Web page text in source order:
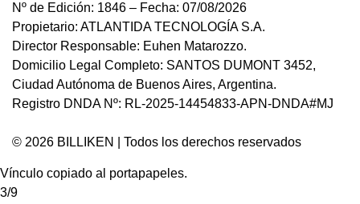
Nº de Edición: 1846 – Fecha: 07/08/2026
Propietario: ATLANTIDA TECNOLOGÍA S.A.
Director Responsable: Euhen Matarozzo.
Domicilio Legal Completo: SANTOS DUMONT 3452,
Ciudad Autónoma de Buenos Aires, Argentina.
Registro DNDA Nº: RL-2025-14454833-APN-DNDA#MJ
© 2026 BILLIKEN | Todos los derechos reservados
Vínculo copiado al portapapeles.
3/9